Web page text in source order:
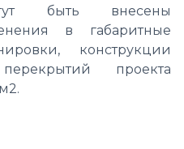
быть внесены
в габаритные
конструкции
проекта